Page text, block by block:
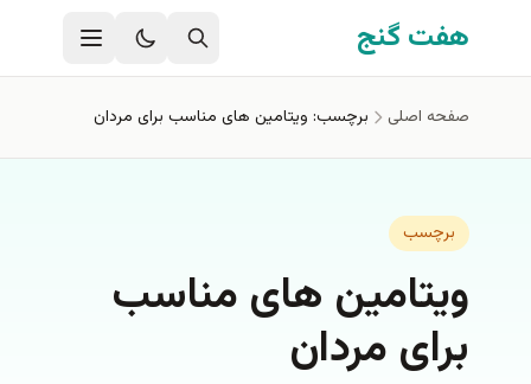
رفتن به محتوای اصلی
هفت گنج
صفحه اصلی برچسب: ویتامین های مناسب برای مردان
برچسب
ویتامین های مناسب
برای مردان